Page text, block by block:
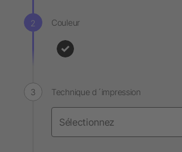
Couleur
Technique d´impression